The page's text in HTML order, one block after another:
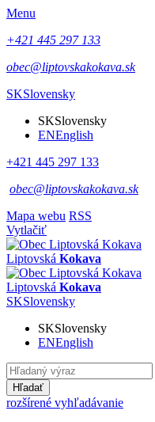
Menu
+421 445 297 133
obec@liptovskakokava.sk
SKSlovensky
SKSlovensky
ENEnglish
+421 445 297 133
obec@liptovskakokava.sk
Mapa webu RSS
Vytlačiť
Liptovská Kokava
Liptovská Kokava
SKSlovensky
SKSlovensky
ENEnglish
Hľadať
rozšírené vyhľadávanie